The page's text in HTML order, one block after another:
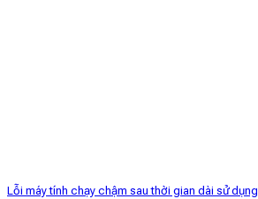
Lỗi máy tính chạy chậm sau thời gian dài sử dụng